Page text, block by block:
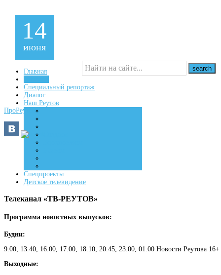
16+
ПроРеутов
Главная
Специальный репортаж
Диалог
Наш Реутов
Спецпроекты
Детское телевидение
Телеканал «ТВ-РЕУТОВ»
Программа новостных выпусков:
Будни:
9.00, 13.40, 16.00, 17.00, 18.10, 20.45, 23.00, 01.00 Новости Реутова
Выходные:
14
июня